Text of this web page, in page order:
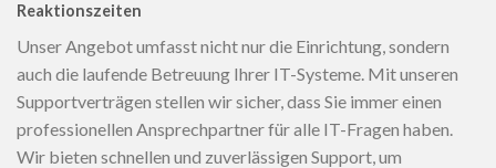
Reaktionszeiten
Unser Angebot umfasst nicht nur die Einrichtung, sondern
auch die laufende Betreuung Ihrer IT-Systeme. Mit unseren
Supportverträgen stellen wir sicher, dass Sie immer einen
professionellen Ansprechpartner für alle IT-Fragen haben.
Wir bieten schnellen und zuverlässigen Support, um